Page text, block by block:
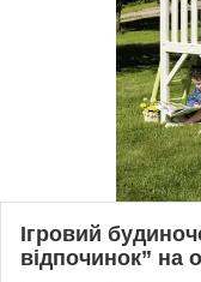
Ігровий
відпочинок” на